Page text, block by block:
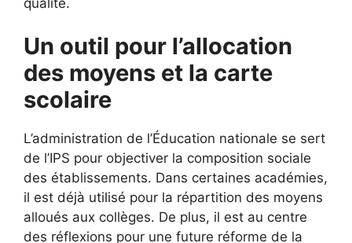
Un outil pour l’allocation
des moyens et la carte
scolaire
L’administration de l’Éducation nationale se sert
de l’IPS pour objectiver la composition sociale
des établissements. Dans certaines académies,
il est déjà utilisé pour la répartition des moyens
alloués aux collèges. De plus, il est au centre
des réflexions pour une future réforme de la